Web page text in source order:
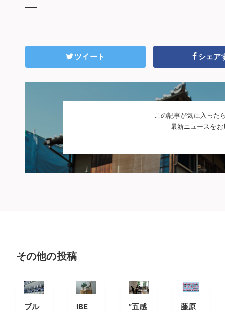
ツイート シェア
この記事が気に入った
最新ニュースを
その他の投稿
ブル IBE ”五感 藤原